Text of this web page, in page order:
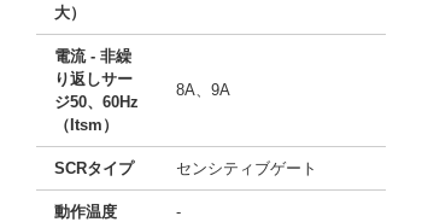
大）
電流 - 非繰
り返しサー
ジ50、60Hz
（Itsm）
8A、9A
SCRタイプ センシティブゲート
動作温度 -